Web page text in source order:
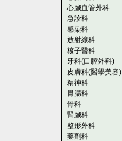
心臟血管外科
急診科
感染科
放射線科
核子醫科
牙科(口腔外科)
皮膚科(醫學美容)
精神科
胃腸科
骨科
腎臟科
整形外科
藥劑科